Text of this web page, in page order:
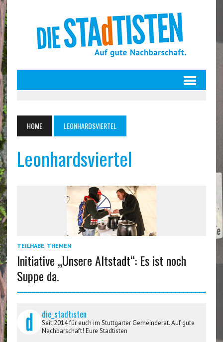
HOME LEONHARDSVIERTEL
Leonhardsviertel
TEILHABE, THEMEN
Initiative „Unsere Altstadt“: Es ist noch
Suppe da.
die_stadtisten
Seit 2014 für euch im Stuttgarter Gemeinderat. Auf gute
Nachbarschaft! Eure Stadtisten